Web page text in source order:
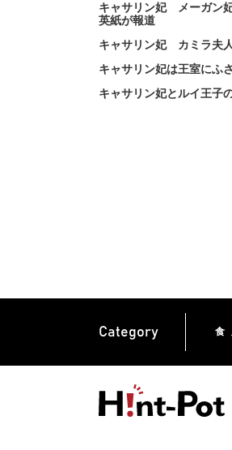
キャサリン妃 メーガン
英紙が報道
キャサリン妃 カミラ夫
キャサリン妃は王室に
キャサリン妃とルイ王子
Category 食